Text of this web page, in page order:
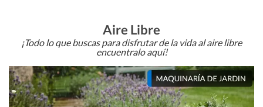
Aire Libre
¡Todo lo que buscas para disfrutar de la vida al aire libre
encuentralo aquí!